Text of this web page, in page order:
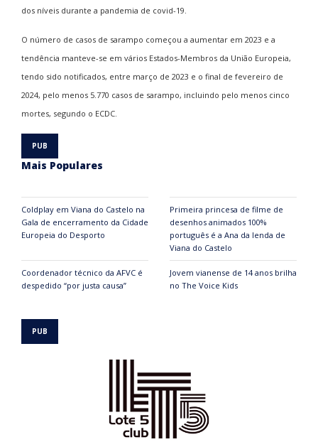
dos níveis durante a pandemia de covid-19.
O número de casos de sarampo começou a aumentar em 2023 e a
tendência manteve-se em vários Estados-Membros da União Europeia,
tendo sido notificados, entre março de 2023 e o final de fevereiro de
2024, pelo menos 5.770 casos de sarampo, incluindo pelo menos cinco
mortes, segundo o ECDC.
Mais Populares
Coldplay em Viana do Castelo na
Gala de encerramento da Cidade
Europeia do Desporto
Primeira princesa de filme de
desenhos animados 100%
português é a Ana da lenda de
Viana do Castelo
Coordenador técnico da AFVC é
despedido “por justa causa”
Jovem vianense de 14 anos brilha
no The Voice Kids